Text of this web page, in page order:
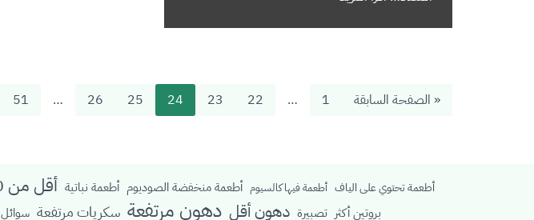
« الصفحة السابقة 1
…
22
23
24
25
26
…
51
أطعمة تحتوي على الياف أطعمة فيها كالسيوم أطعمة منخفضة الصوديوم أطعمة نباتية أقل من 100 سعرة حرارية
بروتين أكثر تصبيرة دهون أقل دهون مرتفعة سكريات مرتفعة سوائل